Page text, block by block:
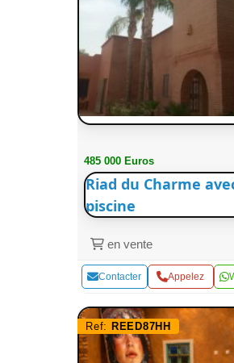
485 000 Euros
Riad du Charme
piscine
en vente
Contacter Appelez
Ref: REED87HH